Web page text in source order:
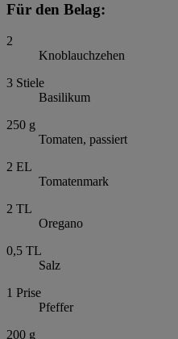
Für den Belag:
2
Knoblauchzehen
3 Stiele
Basilikum
250 g
Tomaten, passiert
2 EL
Tomatenmark
2 TL
Oregano
0,5 TL
Salz
1 Prise
Pfeffer
200 g